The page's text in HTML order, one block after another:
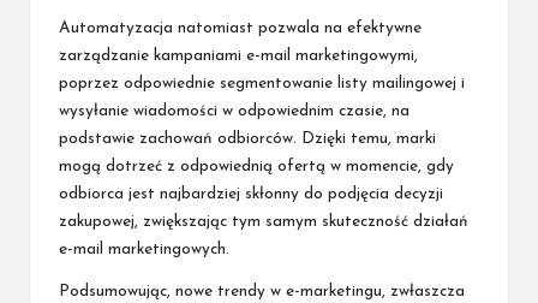
Automatyzacja natomiast pozwala na efektywne
zarządzanie kampaniami e-mail marketingowymi,
poprzez odpowiednie segmentowanie listy mailingowej i
wysyłanie wiadomości w odpowiednim czasie, na
podstawie zachowań odbiorców. Dzięki temu, marki
mogą dotrzeć z odpowiednią ofertą w momencie, gdy
odbiorca jest najbardziej skłonny do podjęcia decyzji
zakupowej, zwiększając tym samym skuteczność działań
e-mail marketingowych.
Podsumowując, nowe trendy w e-marketingu, zwłaszcza